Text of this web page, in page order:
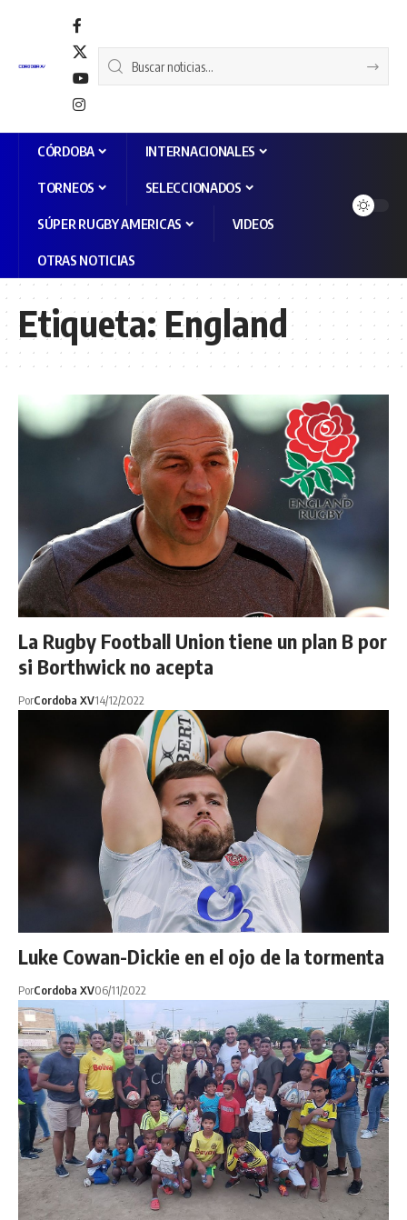
CÓRDOBA INTERNACIONALES
TORNEOS SELECCIONADOS
SÚPER RUGBY AMERICAS VIDEOS
OTRAS NOTICIAS
Etiqueta: England
La Rugby Football Union tiene un plan B por
si Borthwick no acepta
PorCordoba XV14/12/2022
Luke Cowan-Dickie en el ojo de la tormenta
PorCordoba XV06/11/2022